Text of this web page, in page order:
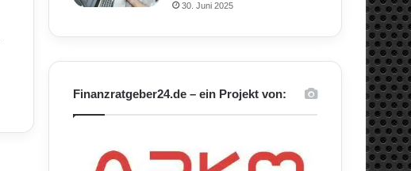
30. Juni 2025
Finanzratgeber24.de – ein Projekt von: